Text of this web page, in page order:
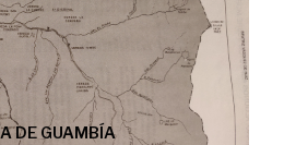
DE GUAMBÍA